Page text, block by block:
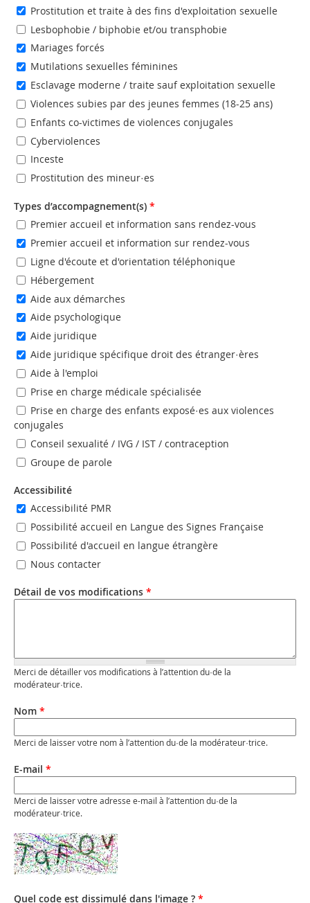
Prostitution et traite à des fins d'exploitation sexuelle
Lesbophobie / biphobie et/ou transphobie
Mariages forcés
Mutilations sexuelles féminines
Esclavage moderne / traite sauf exploitation sexuelle
Violences subies par des jeunes femmes (18-25 ans)
Enfants co-victimes de violences conjugales
Cyberviolences
Inceste
Prostitution des mineur·es
Types d’accompagnement(s) *
Premier accueil et information sans rendez-vous
Premier accueil et information sur rendez-vous
Ligne d'écoute et d'orientation téléphonique
Hébergement
Aide aux démarches
Aide psychologique
Aide juridique
Aide juridique spécifique droit des étranger·ères
Aide à l'emploi
Prise en charge médicale spécialisée
Prise en charge des enfants exposé·es aux violences
conjugales
Conseil sexualité / IVG / IST / contraception
Groupe de parole
Accessibilité
Accessibilité PMR
Possibilité accueil en Langue des Signes Française
Possibilité d'accueil en langue étrangère
Nous contacter
Détail de vos modifications *
Merci de détailler vos modifications à l’attention du·de la
modérateur·trice.
Nom *
Merci de laisser votre nom à l’attention du·de la modérateur·trice.
E-mail *
Merci de laisser votre adresse e-mail à l’attention du·de la
modérateur·trice.
Quel code est dissimulé dans l'image ? *